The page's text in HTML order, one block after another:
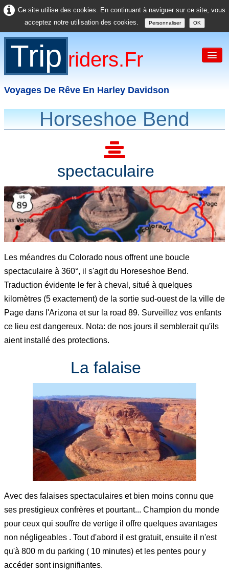
Ce site utilise des cookies. En continuant à naviguer sur ce site, vous
acceptez notre utilisation des cookies.
Personnaliser OK
Trip Riders.fr
Voyages De Rêve En Harley Davidson
Asie
Divers
Horseshoe Bend
spectaculaire
Les méandres du Colorado nous offrent une boucle
spectaculaire à 360°, il s'agit du Horeseshoe Bend.
Traduction évidente le fer à cheval, situé à quelques
kilomètres (5 exactement) de la sortie sud-ouest de la ville de
Page dans l'Arizona et sur la road 89. Surveillez vos enfants
ce lieu est dangereux. Nota: de nos jours il semblerait qu'ils
aient installé des protections.
La falaise
Avec des falaises spectaculaires et bien moins connu que
ses prestigieux confrères et pourtant... Champion du monde
pour ceux qui souffre de vertige il offre quelques avantages
non négligeables . Tout d'abord il est gratuit, ensuite il n'est
qu'à 800 m du parking ( 10 minutes) et les pentes pour y
accéder sont insignifiantes.